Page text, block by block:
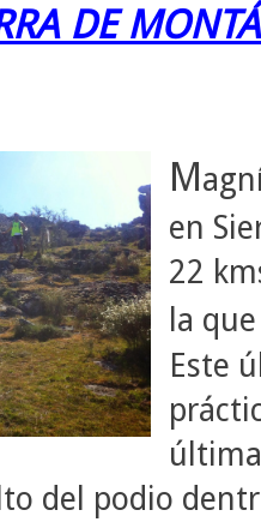
DE
M
en
22
la
Este
del podio